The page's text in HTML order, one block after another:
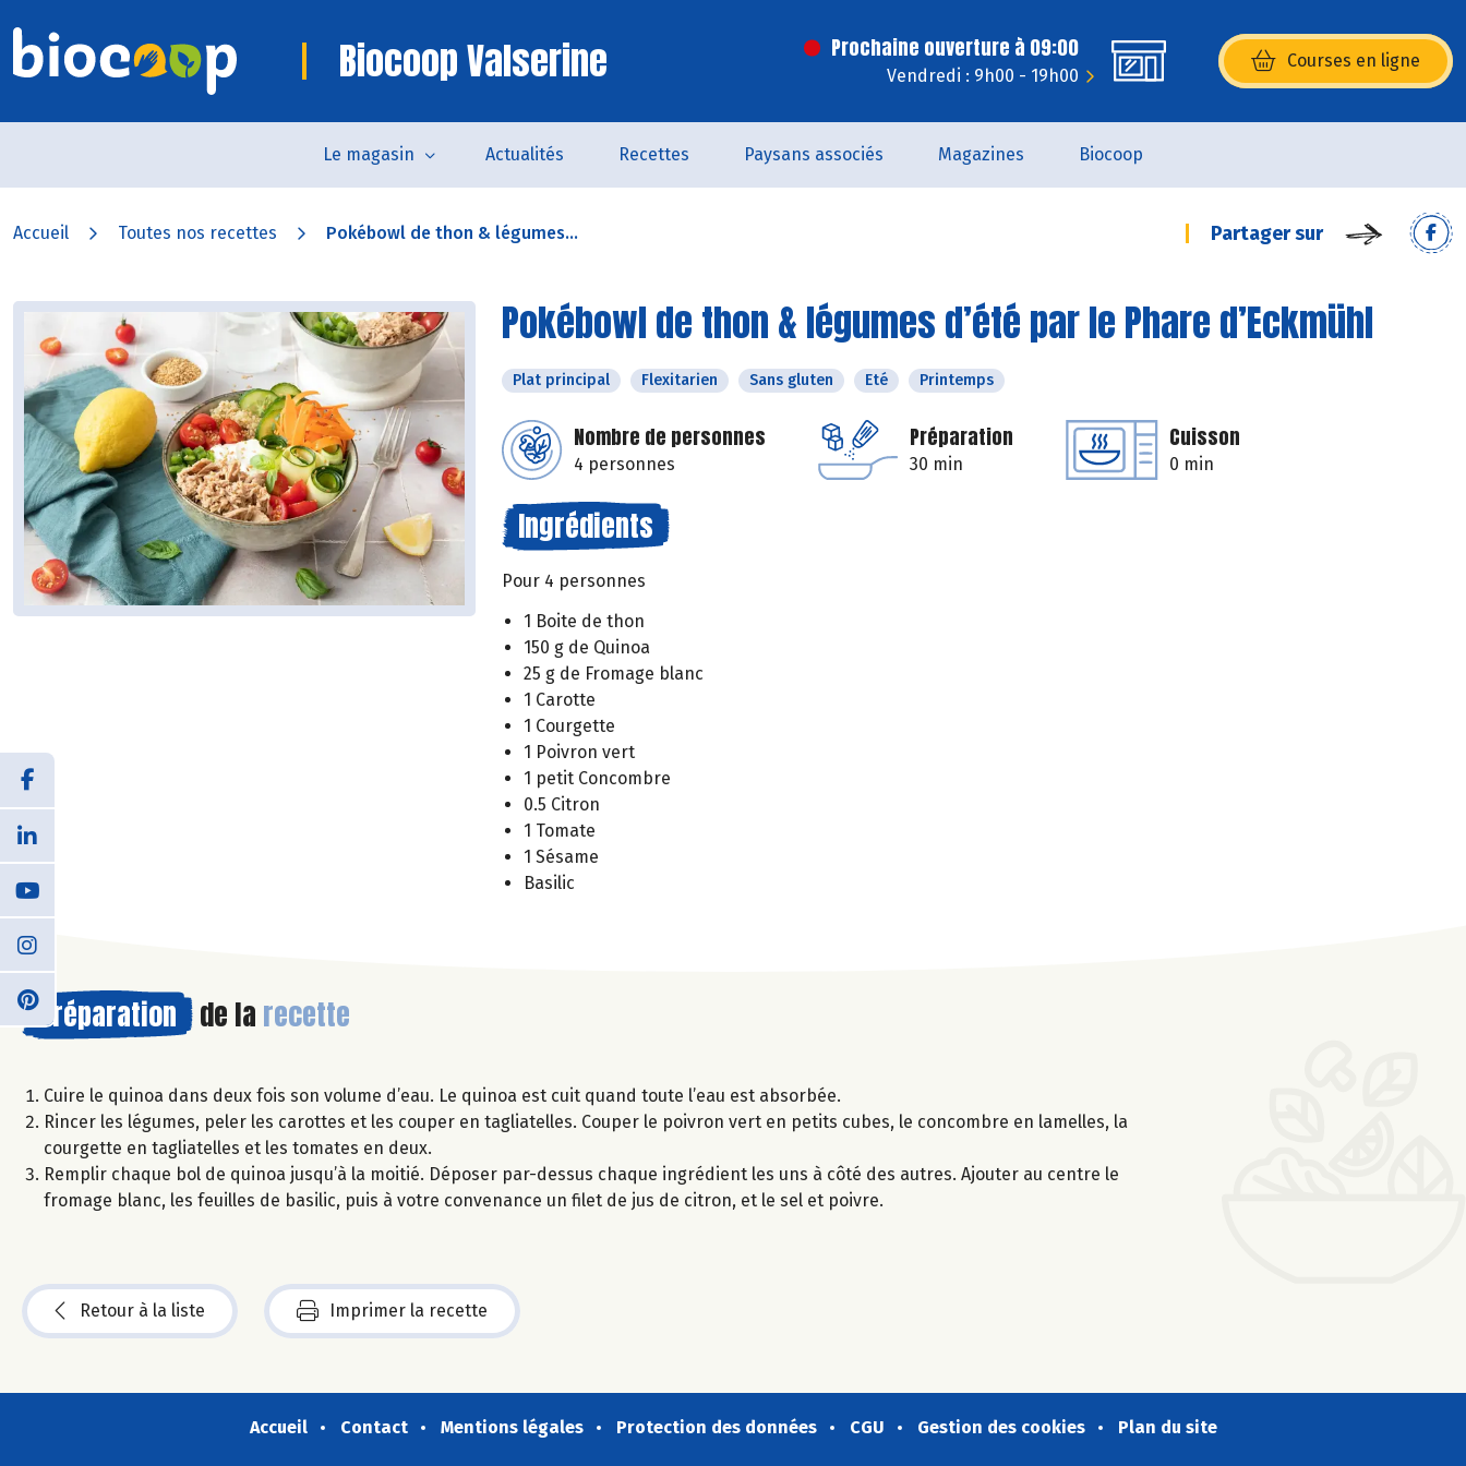
Biocoop Valserine Prochaine ouverture à 09:00
Vendredi : 9h00 - 19h00
Courses en ligne
(s’ouvre dans une nouvelle
Le magasin Actualités Recettes Paysans associés Magazines Biocoop
Accueil Toutes nos recettes Pokébowl de thon & légumes... Partager sur
Pokébowl de thon & légumes d’été par le Phare d’Eckmühl
Plat principal Flexitarien Sans gluten Eté Printemps
Nombre de personnes
4 personnes
Préparation
30 min
Cuisson
0 min
Ingrédients
Pour 4 personnes
1 Boite de thon
150 g de Quinoa
25 g de Fromage blanc
1 Carotte
1 Courgette
1 Poivron vert
1 petit Concombre
0.5 Citron
1 Tomate
1 Sésame
Basilic
Préparation de la recette
Cuire le quinoa dans deux fois son volume d’eau. Le quinoa est cuit quand toute l’eau est absorbée.
Rincer les légumes, peler les carottes et les couper en tagliatelles. Couper le poivron vert en petits cubes, le concombre en lamelles, la
courgette en tagliatelles et les tomates en deux.
Remplir chaque bol de quinoa jusqu’à la moitié. Déposer par-dessus chaque ingrédient les uns à côté des autres. Ajouter au centre le
fromage blanc, les feuilles de basilic, puis à votre convenance un filet de jus de citron, et le sel et poivre.
Retour à la liste Imprimer la recette
Accueil Contact Mentions légales Protection des données CGU Gestion des cookies Plan du site